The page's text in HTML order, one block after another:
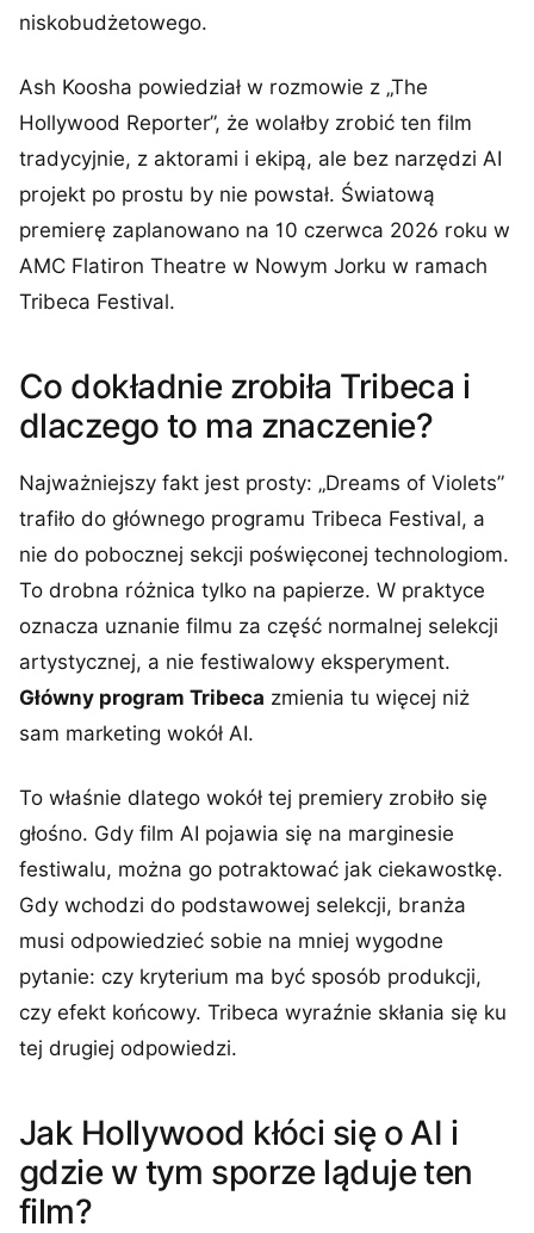
niskobudżetowego.
Ash Koosha powiedział w rozmowie z „The
Hollywood Reporter”, że wolałby zrobić ten film
tradycyjnie, z aktorami i ekipą, ale bez narzędzi AI
projekt po prostu by nie powstał. Światową
premierę zaplanowano na 10 czerwca 2026 roku w
AMC Flatiron Theatre w Nowym Jorku w ramach
Tribeca Festival.
Co dokładnie zrobiła Tribeca i
dlaczego to ma znaczenie?
Najważniejszy fakt jest prosty: „Dreams of Violets”
trafiło do głównego programu Tribeca Festival, a
nie do pobocznej sekcji poświęconej technologiom.
To drobna różnica tylko na papierze. W praktyce
oznacza uznanie filmu za część normalnej selekcji
artystycznej, a nie festiwalowy eksperyment.
Główny program Tribeca zmienia tu więcej niż
sam marketing wokół AI.
To właśnie dlatego wokół tej premiery zrobiło się
głośno. Gdy film AI pojawia się na marginesie
festiwalu, można go potraktować jak ciekawostkę.
Gdy wchodzi do podstawowej selekcji, branża
musi odpowiedzieć sobie na mniej wygodne
pytanie: czy kryterium ma być sposób produkcji,
czy efekt końcowy. Tribeca wyraźnie skłania się ku
tej drugiej odpowiedzi.
Jak Hollywood kłóci się o AI i
gdzie w tym sporze ląduje ten
film?